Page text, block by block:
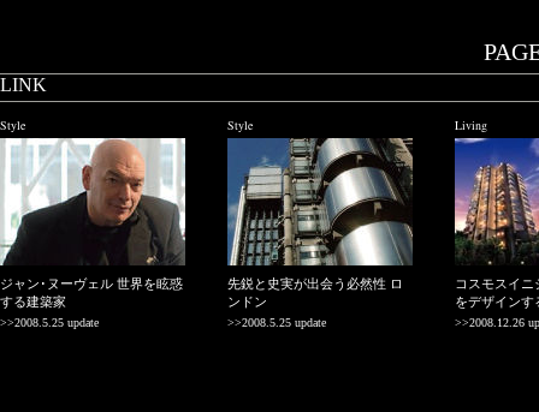
LINK
Style
ジャン･ヌーヴェル 世界を眩惑
する建築家
>>2008.5.25 update
Style
先鋭と史実が出会う必然性 ロ
ンドン
>>2008.5.25 update
Living
コスモスイ
をデザインす
>>2008.12.26